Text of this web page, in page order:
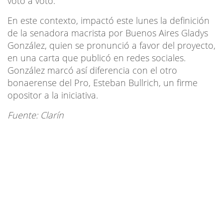
En este contexto, impactó este lunes la definición
de la senadora macrista por Buenos Aires Gladys
González, quien se pronunció a favor del proyecto,
en una carta que publicó en redes sociales.
González marcó así diferencia con el otro
bonaerense del Pro, Esteban Bullrich, un firme
opositor a la iniciativa.
Fuente: Clarín